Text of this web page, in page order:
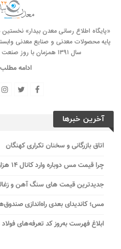
«پایگاه اطلاع رسانی معدن بیدار»
پایه محصولات معدنی و صنایع معدنی
سال ۱۳۹۱ همزمان با روز صنعت و معدن راه‌‌اندازی شد.
ادامه
آخرین خبرها
اتاق بازرگانی و سخنان تکراری کهنگان
چرا قیمت مس دوباره وارد کانال ۱۴ هزار دلار شد
جدیدترین قیمت های سنگ آهن و
مس؛ کاندیدای بعدی راه‌اندازی
ابلاغ فهرست به‌روز کد تعرفه‌های